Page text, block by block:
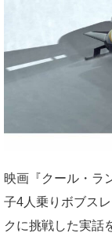
映画『クール・ラ
子4人乗りボブス
クに挑戦した実話